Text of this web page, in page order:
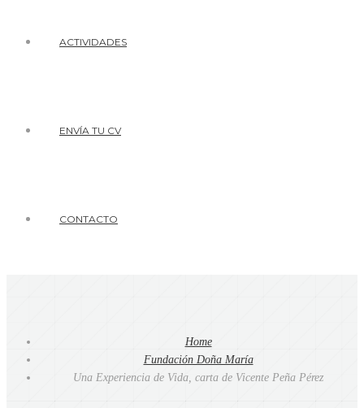
ACTIVIDADES
ENVÍA TU CV
CONTACTO
Home
Fundación Doña María
Una Experiencia de Vida, carta de Vicente Peña Pérez